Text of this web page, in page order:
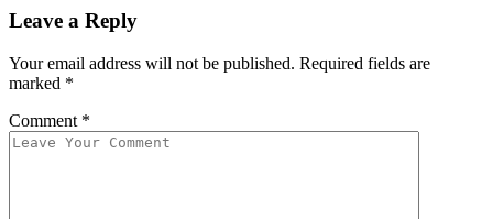
Leave a Reply
Your email address will not be published. Required fields are
marked *
Comment *